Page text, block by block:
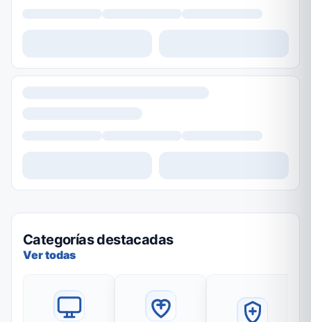
Categorías destacadas
Ver todas